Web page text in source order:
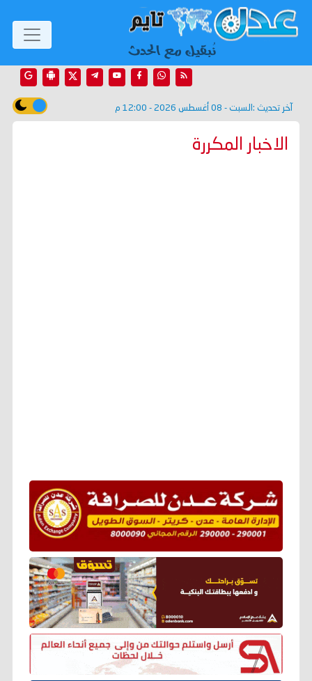
آخر تحديث : السبت - 08 أغسطس 2026 - 12:00 م
الاخبار المكررة